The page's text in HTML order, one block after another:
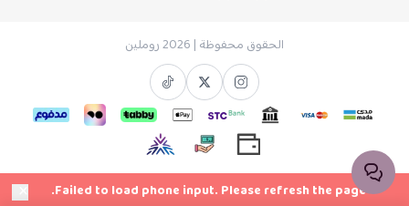
الحقوق محفوظة | 2026 روملين
× Failed to load phone input. Please refresh the page.